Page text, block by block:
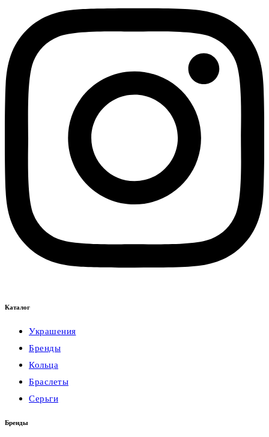
Каталог
Украшения
Бренды
Кольца
Браслеты
Серьги
Бренды